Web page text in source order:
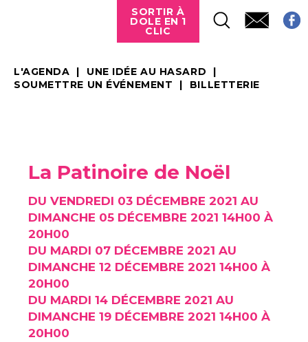
SORTIR À
DOLE EN 1
CLIC
L'AGENDA
UNE IDÉE AU HASARD
SOUMETTRE UN ÉVÉNEMENT
BILLETTERIE
La Patinoire de Noël
DU VENDREDI 03 DÉCEMBRE 2021 AU
DIMANCHE 05 DÉCEMBRE 2021 14H00 À
20H00
DU MARDI 07 DÉCEMBRE 2021 AU
DIMANCHE 12 DÉCEMBRE 2021 14H00 À
20H00
DU MARDI 14 DÉCEMBRE 2021 AU
DIMANCHE 19 DÉCEMBRE 2021 14H00 À
20H00